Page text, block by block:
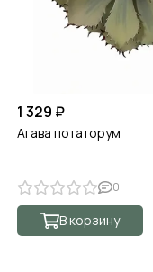
1 329 ₽
Агава потаторум
0
В корзину